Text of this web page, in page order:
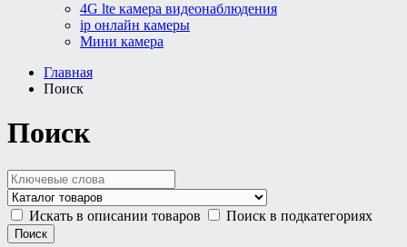
4G lte камера видеонаблюдения
ip онлайн камеры
Мини камера
Главная
Поиск
Поиск
Искать в описании товаров Поиск в подкатегориях